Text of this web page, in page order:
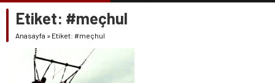
GÜNCELLEME
KARALAMALAR
SÖZDE KALANLAR
LEYLA, AŞKIN ÖZNESİDİR
Etiket: #meçhul
Anasayfa » Etiket: #meçhul